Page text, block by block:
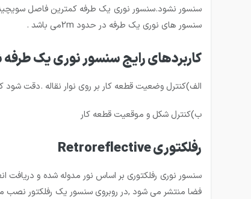
سنسور نشود.سنسور نوری یک طرفه کمترین فاصل
سنسور های نوری یک طرفه در حدود 2mمی باشد .
کاربردهای رایج سنسور نوری یک
الف)کنترل وضعیت قطعه کار بر روی نوار نقاله .دقت
ب)کنترل شکل و موقعیت قطعه کار
رفلكتوری Retroreflective
سنسور نوری رفلکتوری بر اساس نور مدوله شده و
فضا منتشر می شود ,در روبروی سنسور یک رفلکتور نصب